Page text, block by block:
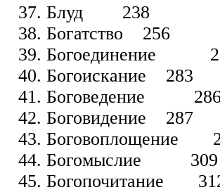
37. Блуд 238
38. Богатство 256
39. Богоединение
40. Богоискание 283
41. Боговедение
42. Боговидение 287
43. Боговоплощение
44. Богомыслие 309
45. Богопочитание